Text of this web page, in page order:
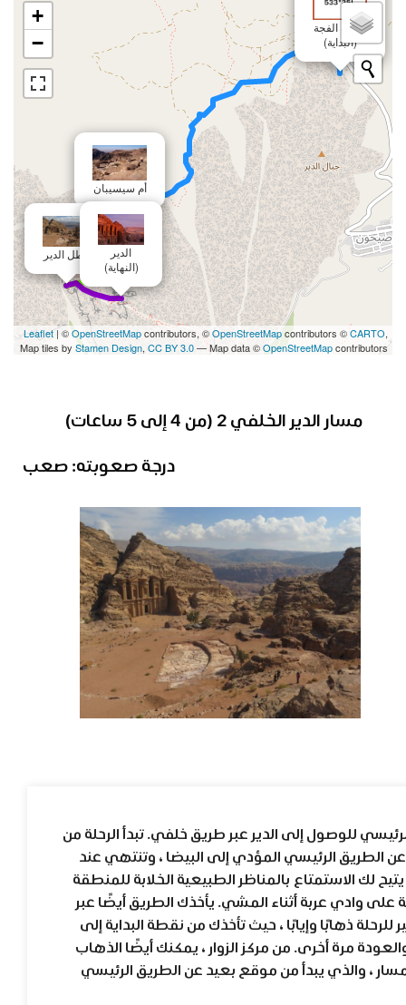
خروبة الفجة
(البداية)
أم سيسيبان
مطل الدير
الدير
(النهاية)
+
−
Leaflet | ©OpenStreetMapcontributors, ©OpenStreetMapcontributors ©CARTO,
Map tiles by Stamen Design, CC BY 3.0— Map data ©OpenStreetMapcontributors
مسار الدير الخلفي 2 ( من 4 إلى 5 ساعات )
درجة صعوبته: صعب
للوصول إلى الدير عبر طريق خلفي. تبدأ الرحلة من
تبعد 50 مترًا غربًا عن الطريق الرئيسي المؤدي إلى البيضا ، وتنتهي عند
لك الاستمتاع بالمناظر الطبيعية الخلابة للمنطقة
على وادي عربة أثناء المشي. يأخذك الطريق أيضًا عبر
ذهابًا وإيابًا ، حيث تأخذك من نقطة البداية إلى
مرة أخرى. من مركز الزوار ، يمكنك أيضًا الذهاب
، والذي يبدأ من موقع بعيد عن الطريق الرئيسي